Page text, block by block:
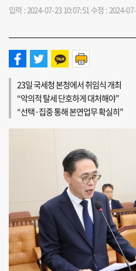
입력 : 2024-07-23 10:07:51 수정 : 2024-
23일 국세청 본청에서 취임식 개최
“악의적 탈세 단호하게 대처해야”
“선택·집중 통해 본연업무 확실히”